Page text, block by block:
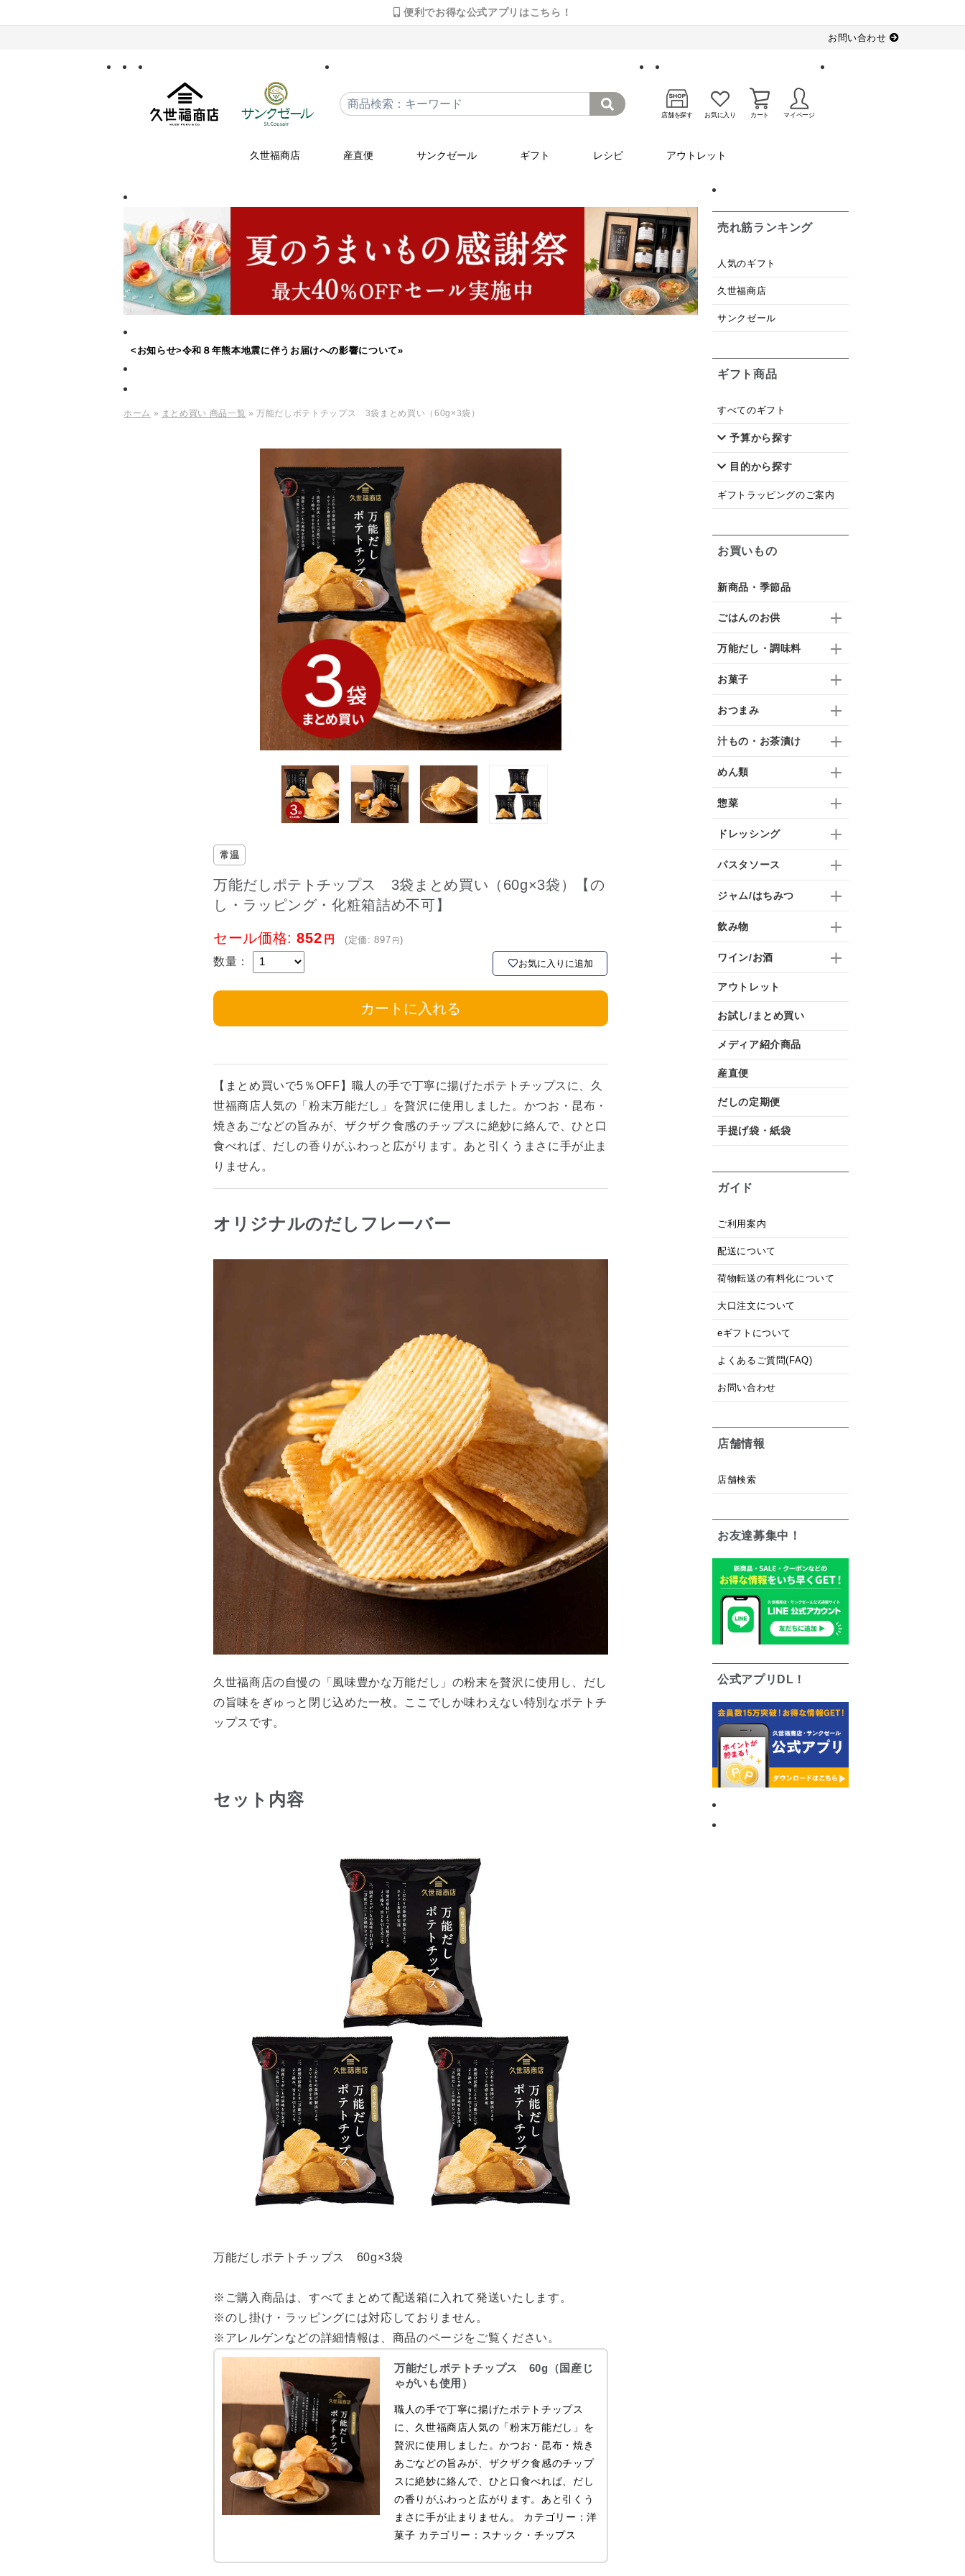
便利でお得な公式アプリはこちら！
お問い合わせ
店舗を探す お気に入り カート マイページ
久世福商店 産直便 サンクゼール ギフト レシピ アウトレット
<お知らせ>令和８年熊本地震に伴うお届けへの影響について»
ホーム » まとめ買い 商品一覧 » 万能だしポテトチップス 3袋まとめ買い（60g×3袋）
常温
万能だしポテトチップス 3袋まとめ買い（60g×3袋）【の
し・ラッピング・化粧箱詰め不可】
セール価格:852 (定価:897 )
数量： お気に入りに追加
カートに入れる
【まとめ買いで5％OFF】職人の手で丁寧に揚げたポテトチップスに、久
世福商店人気の「粉末万能だし」を贅沢に使用しました。かつお・昆布・
焼きあごなどの旨みが、ザクザク食感のチップスに絶妙に絡んで、ひと口
食べれば、だしの香りがふわっと広がります。あと引くうまさに手が止ま
りません。
オリジナルのだしフレーバー
久世福商店の自慢の「風味豊かな万能だし」の粉末を贅沢に使用し、だし
の旨味をぎゅっと閉じ込めた一枚。ここでしか味わえない特別なポテトチ
ップスです。
セット内容
万能だしポテトチップス 60g×3袋
※ご購入商品は、すべてまとめて配送箱に入れて発送いたします。
※のし掛け・ラッピングには対応しておりません。
※アレルゲンなどの詳細情報は、商品のページをご覧ください。
万能だしポテトチップス 60g（国産じ
ゃがいも使用）
職人の手で丁寧に揚げたポテトチップス
に、久世福商店人気の「粉末万能だし」を
贅沢に使用しました。かつお・昆布・焼き
あごなどの旨みが、ザクザク食感のチップ
スに絶妙に絡んで、ひと口食べれば、だし
の香りがふわっと広がります。あと引くう
まさに手が止まりません。 カテゴリー：洋
菓子 カテゴリー：スナック・チップス
売れ筋ランキング
人気のギフト
久世福商店
サンクゼール
ギフト商品
すべてのギフト
予算から探す
目的から探す
ギフトラッピングのご案内
お買いもの
新商品・季節品
ごはんのお供
万能だし・調味料
お菓子
おつまみ
汁もの・お茶漬け
めん類
惣菜
ドレッシング
パスタソース
ジャム/はちみつ
飲み物
ワイン/お酒
アウトレット
お試し/まとめ買い
メディア紹介商品
産直便
だしの定期便
手提げ袋・紙袋
ガイド
ご利用案内
配送について
荷物転送の有料化について
大口注文について
eギフトについて
よくあるご質問(FAQ)
お問い合わせ
店舗情報
店舗検索
お友達募集中！
公式アプリDL！